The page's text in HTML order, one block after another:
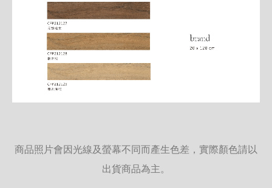
商品照片會因光線及螢幕不同而產生色差，實際顏色請以
出貨商品為主。